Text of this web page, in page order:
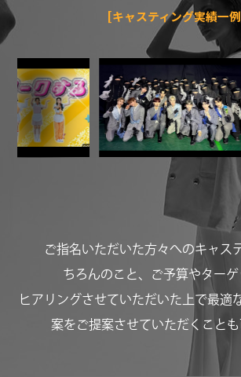
[キャスティング実績一
ご指名いただいた方々へのキャス
ちろんのこと、ご予算やター
ヒアリングさせていただいた上で最適
案をご提案させていただくことも